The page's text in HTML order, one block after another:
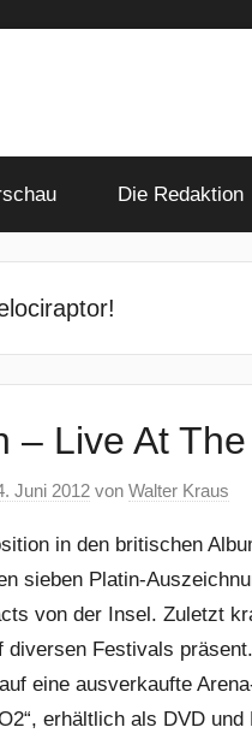
Die Redaktion
– Live At
Juni 2012 von Walter Kraus
in den britischen
sieben Platin-
von der Insel. Zuletzt
diversen Festivals
eine ausverkaufte
erhältlich als DVD